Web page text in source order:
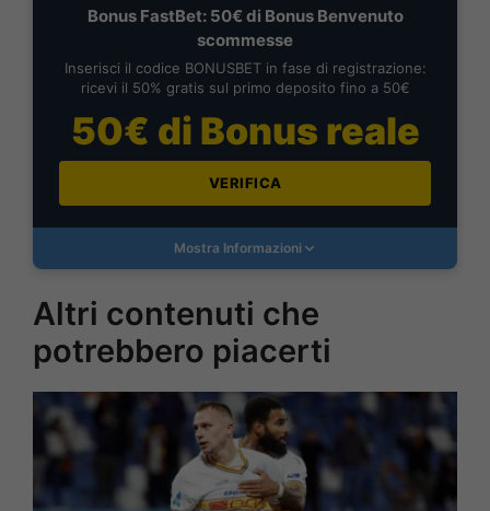
Bonus FastBet: 50€ di Bonus Benvenuto
scommesse
Inserisci il codice BONUSBET in fase di registrazione:
ricevi il 50% gratis sul primo deposito fino a 50€
50€ di Bonus reale
VERIFICA
Mostra Informazioni
Altri contenuti che
potrebbero piacerti